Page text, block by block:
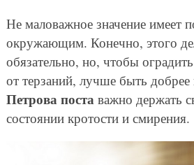
Не маловажное значение имеет
окружающим. Конечно, этого
обязательно, но, чтобы
от терзаний, лучше быть
Петрова поста важно держать
состоянии кротости и смирения.